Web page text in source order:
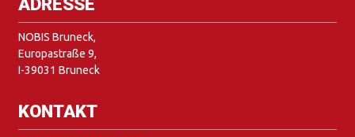
ADRESSE
NOBIS Bruneck,
Europastraße 9,
I-39031 Bruneck
KONTAKT